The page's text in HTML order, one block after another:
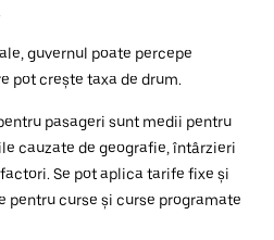
guvernul poate percepe
pot crește taxa de drum.
pasageri sunt medii pentru
cauzate de geografie, întârzieri
Se pot aplica tarife fixe și
pentru curse și curse programate